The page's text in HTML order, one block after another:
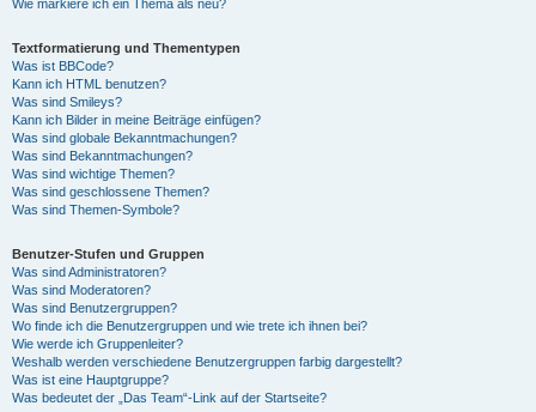
Wie markiere ich ein Thema als neu?
Textformatierung und Thementypen
Was ist BBCode?
Kann ich HTML benutzen?
Was sind Smileys?
Kann ich Bilder in meine Beiträge einfügen?
Was sind globale Bekanntmachungen?
Was sind Bekanntmachungen?
Was sind wichtige Themen?
Was sind geschlossene Themen?
Was sind Themen-Symbole?
Benutzer-Stufen und Gruppen
Was sind Administratoren?
Was sind Moderatoren?
Was sind Benutzergruppen?
Wo finde ich die Benutzergruppen und wie trete ich ihnen bei?
Wie werde ich Gruppenleiter?
Weshalb werden verschiedene Benutzergruppen farbig dargestellt?
Was ist eine Hauptgruppe?
Was bedeutet der „Das Team“-Link auf der Startseite?